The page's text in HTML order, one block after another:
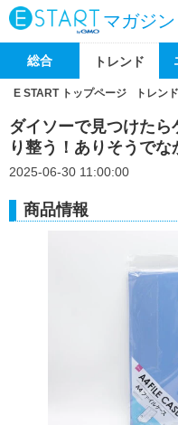
マガジン
総合 トレンド
E START トップページ トレンド
ダイソーで見つけたら
り整う！ありそうで
2025-06-30 11:00:00
商品情報